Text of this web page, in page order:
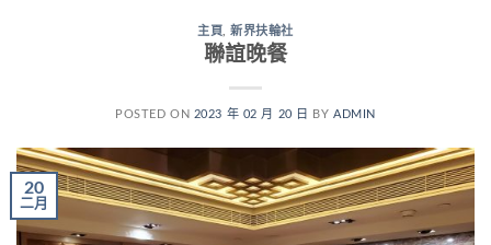
主頁 ,新界扶輪社
聯誼晚餐
POSTED ON 2023 年 02 月 20 日 BY ADMIN
20
二月